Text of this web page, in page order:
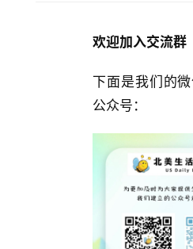
欢迎加入交流群
下面是我们的
公众号：